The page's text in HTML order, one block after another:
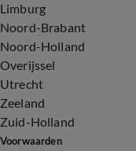
Limburg
Noord-Brabant
Noord-Holland
Overijssel
Utrecht
Zeeland
Zuid-Holland
Voorwaarden